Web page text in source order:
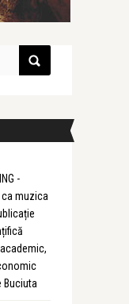
-
muzica
Buciuta